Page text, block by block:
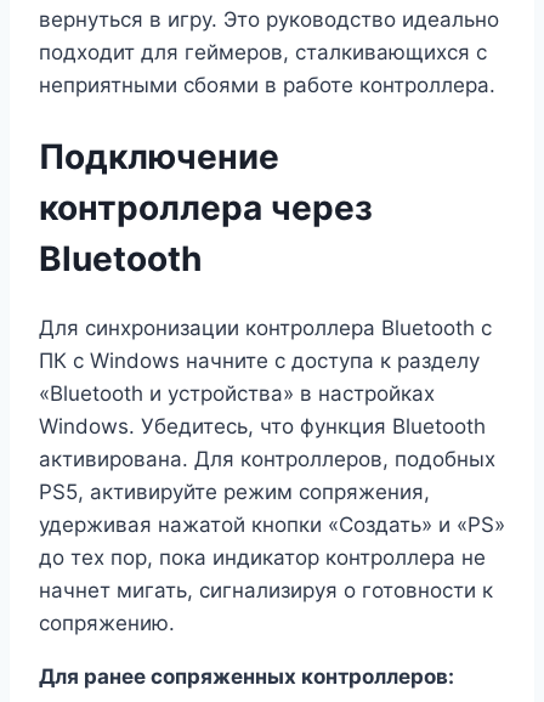
вернуться в игру. Это руководство идеально
подходит для геймеров, сталкивающихся с
неприятными сбоями в работе контроллера.
Подключение
контроллера через
Bluetooth
Для синхронизации контроллера Bluetooth с
ПК с Windows начните с доступа к разделу
«Bluetooth и устройства» в настройках
Windows. Убедитесь, что функция Bluetooth
активирована. Для контроллеров, подобных
PS5, активируйте режим сопряжения,
удерживая нажатой кнопки «Создать» и «PS»
до тех пор, пока индикатор контроллера не
начнет мигать, сигнализируя о готовности к
сопряжению.
Для ранее сопряженных контроллеров: